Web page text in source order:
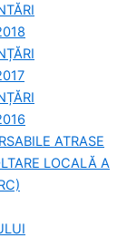
ATRASE
LOCALĂ A